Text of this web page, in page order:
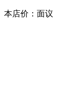
本店价： 面议